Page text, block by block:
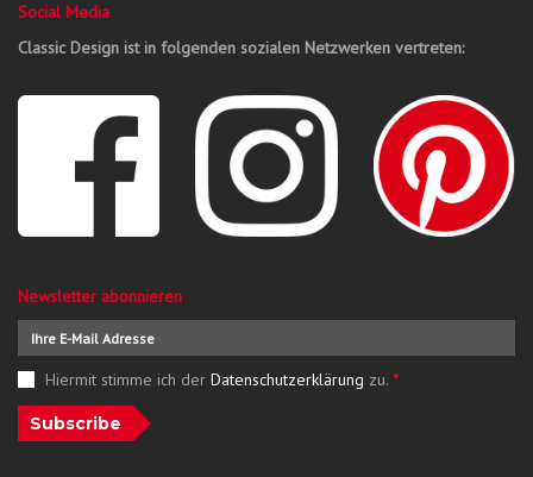
Social Media
Classic Design ist in folgenden sozialen Netzwerken vertreten:
Newsletter abonnieren
Hiermit stimme ich der Datenschutzerklärung zu. *
Subscribe